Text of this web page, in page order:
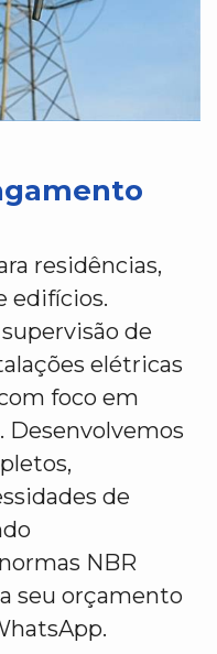
residências,
edifícios.
de
elétricas
foco em
Desenvolvemos
de
NBR
seu orçamento